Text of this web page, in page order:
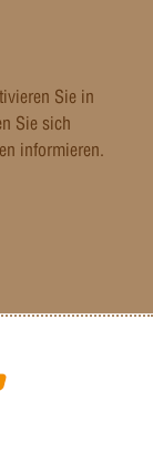
Sie in
Sie sich
informieren.